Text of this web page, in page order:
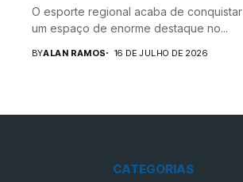
O esporte regional acaba de conquistar
um espaço de enorme destaque no...
BYALAN RAMOS 16 DE JULHO DE 2026
CATEGORIAS